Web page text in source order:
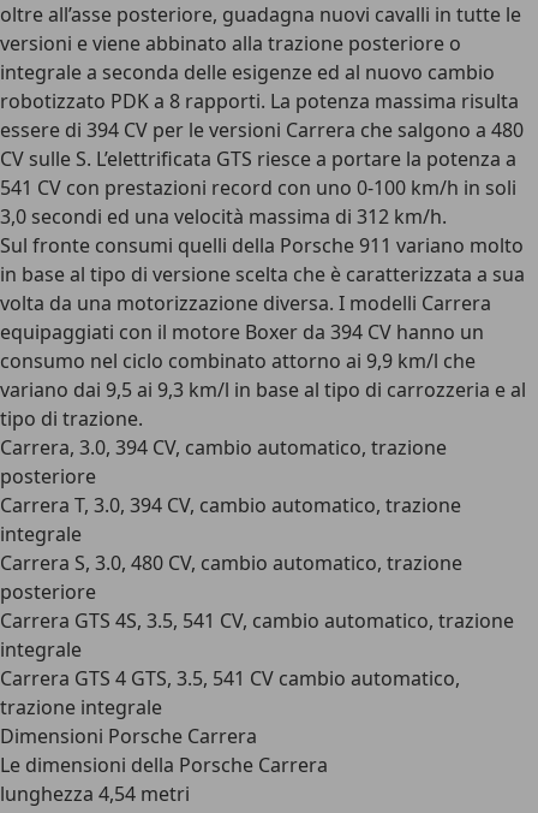
oltre all’asse posteriore, guadagna nuovi cavalli in tutte le
versioni e viene abbinato alla trazione posteriore o
integrale a seconda delle esigenze ed al nuovo cambio
robotizzato PDK a 8 rapporti. La potenza massima risulta
essere di 394 CV per le versioni Carrera che salgono a 480
CV sulle S. L’elettrificata GTS riesce a portare la potenza a
541 CV con prestazioni record con uno 0-100 km/h in soli
3,0 secondi ed una velocità massima di 312 km/h.
Sul fronte consumi quelli della Porsche 911 variano molto
in base al tipo di versione scelta che è caratterizzata a sua
volta da una motorizzazione diversa. I modelli Carrera
equipaggiati con il motore Boxer da 394 CV hanno un
consumo nel ciclo combinato attorno ai 9,9 km/l che
variano dai 9,5 ai 9,3 km/l in base al tipo di carrozzeria e al
tipo di trazione.
Carrera, 3.0, 394 CV, cambio automatico, trazione
posteriore
Carrera T, 3.0, 394 CV, cambio automatico, trazione
integrale
Carrera S, 3.0, 480 CV, cambio automatico, trazione
posteriore
Carrera GTS 4S, 3.5, 541 CV, cambio automatico, trazione
integrale
Carrera GTS 4 GTS, 3.5, 541 CV cambio automatico,
trazione integrale
Dimensioni Porsche Carrera
Le dimensioni della Porsche Carrera
lunghezza 4,54 metri